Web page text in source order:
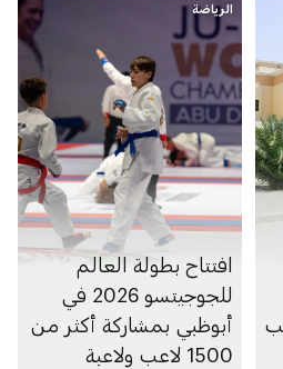
الرياضة
افتتاح بطولة العالم
للجوجيتسو 2026 في
أبوظبي بمشاركة أكثر من
1500 لاعب ولاعبة